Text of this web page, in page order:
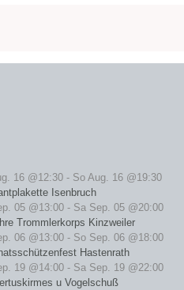
16 @12:30 - So Aug. 16 @19:30
Isenbruch
05 @13:00 - Sa Sep. 05 @20:00
Trommlerkorps Kinzweiler
06 @13:00 - So Sep. 06 @18:00
Hastenrath
19 @14:00 - Sa Sep. 19 @22:00
u Vogelschuß